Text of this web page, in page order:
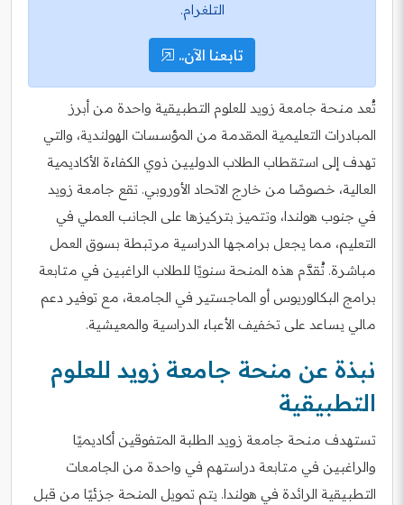
التلغرام.
تابعنا الآن..
تُعد منحة جامعة زويد للعلوم التطبيقية واحدة من أبرز
المبادرات التعليمية المقدمة من المؤسسات الهولندية، والتي
تهدف إلى استقطاب الطلاب الدوليين ذوي الكفاءة الأكاديمية
العالية، خصوصًا من خارج الاتحاد الأوروبي. تقع جامعة زويد
في جنوب هولندا، وتتميز بتركيزها على الجانب العملي في
التعليم، مما يجعل برامجها الدراسية مرتبطة بسوق العمل
مباشرة. تُقدَّم هذه المنحة سنويًا للطلاب الراغبين في متابعة
برامج البكالوريوس أو الماجستير في الجامعة، مع توفير دعم
مالي يساعد على تخفيف الأعباء الدراسية والمعيشية.
نبذة عن منحة جامعة زويد للعلوم
التطبيقية
تستهدف منحة جامعة زويد الطلبة المتفوقين أكاديميًا
والراغبين في متابعة دراستهم في واحدة من الجامعات
التطبيقية الرائدة في هولندا. يتم تمويل المنحة جزئيًا من قبل